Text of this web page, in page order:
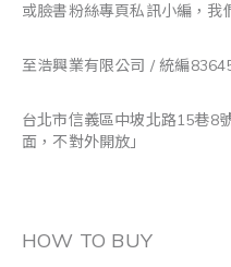
或臉書粉絲專頁私訊小編，我
至浩興業有限公司 / 統編
台北市信義區中坡北路15巷8
面，不對外開放」
HOW TO BUY